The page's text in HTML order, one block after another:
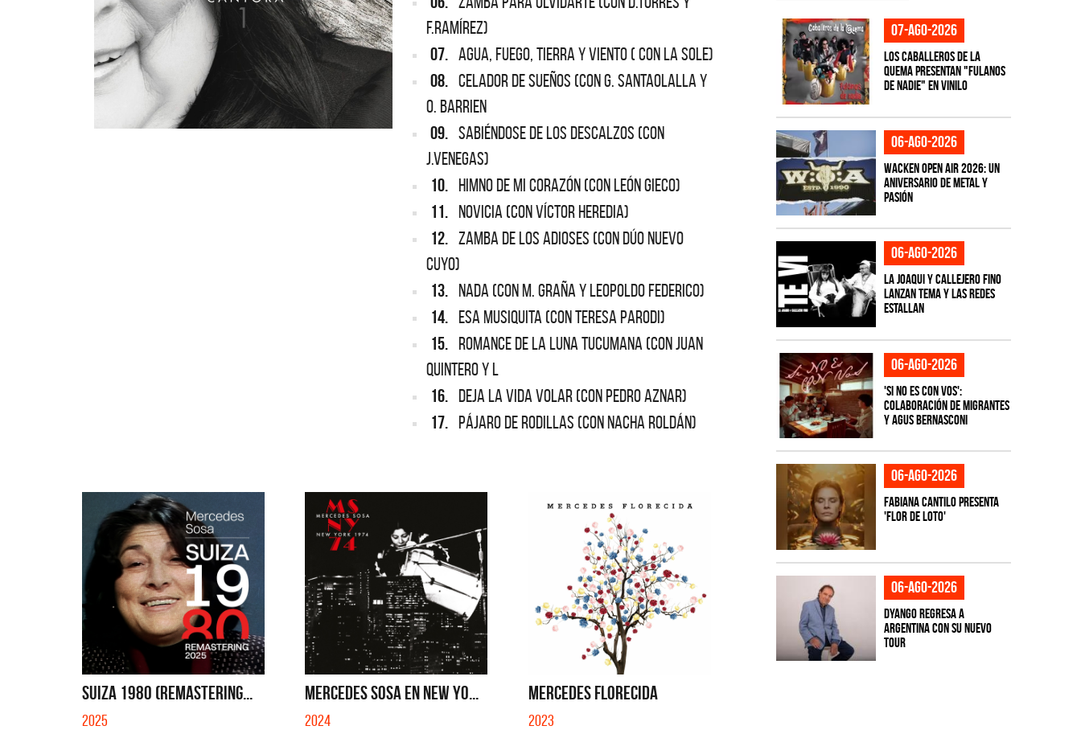
F.RAMÍREZ)
07. AGUA, FUEGO, TIERRA Y VIENTO ( CON LA SOLE)
08. CELADOR DE SUEÑOS (CON G. SANTAOLALLA Y
O. BARRIEN
09. SABIÉNDOSE DE LOS DESCALZOS (CON
J.VENEGAS)
10. HIMNO DE MI CORAZÓN (CON LEÓN GIECO)
11. NOVICIA (CON VÍCTOR HEREDIA)
12. ZAMBA DE LOS ADIOSES (CON DÚO NUEVO
CUYO)
13. NADA (CON M. GRAÑA Y LEOPOLDO FEDERICO)
14. ESA MUSIQUITA (CON TERESA PARODI)
15. ROMANCE DE LA LUNA TUCUMANA (CON JUAN
QUINTERO Y L
16. DEJA LA VIDA VOLAR (CON PEDRO AZNAR)
17. PÁJARO DE RODILLAS (CON NACHA ROLDÁN)
SUIZA 1980 (REMASTERING...
2025
MERCEDES SOSA EN NEW YO...
2024
MERCEDES FLORECIDA
2023
07-ago-2026
Los Caballeros de la
Quema presentan "Fulanos
de Nadie" en vinilo
06-ago-2026
Wacken Open Air 2026: Un
aniversario de metal y
pasión
06-ago-2026
La Joaqui y Callejero Fino
lanzan tema y las redes
estallan
06-ago-2026
'Si No Es Con Vos':
colaboración de Migrantes
y Agus Bernasconi
06-ago-2026
Fabiana Cantilo presenta
'Flor de Loto'
06-ago-2026
Dyango regresa a
Argentina con su nuevo
tour